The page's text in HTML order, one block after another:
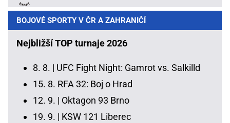
BOJOVÉ SPORTY V ČR A ZAHRANIČÍ
Nejbližší TOP turnaje 2026
8. 8. | UFC Fight Night: Gamrot vs. Salkilld
15. 8. RFA 32: Boj o Hrad
12. 9. | Oktagon 93 Brno
19. 9. | KSW 121 Liberec